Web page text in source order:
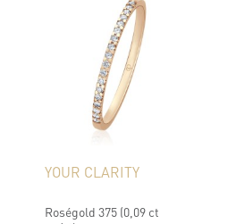
YOUR CLARITY
Roségold 375 (0,09 ct